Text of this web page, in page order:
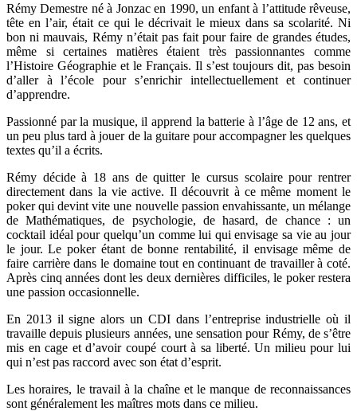
Rémy Demestre né à Jonzac en 1990, un enfant à l’attitude rêveuse,
tête en l’air, était ce qui le décrivait le mieux dans sa scolarité. Ni
bon ni mauvais, Rémy n’était pas fait pour faire de grandes études,
même si certaines matières étaient très passionnantes comme
l’Histoire Géographie et le Français. Il s’est toujours dit, pas besoin
d’aller à l’école pour s’enrichir intellectuellement et continuer
d’apprendre.
Passionné par la musique, il apprend la batterie à l’âge de 12 ans, et
un peu plus tard à jouer de la guitare pour accompagner les quelques
textes qu’il a écrits.
Rémy décide à 18 ans de quitter le cursus scolaire pour rentrer
directement dans la vie active. Il découvrit à ce même moment le
poker qui devint vite une nouvelle passion envahissante, un mélange
de Mathématiques, de psychologie, de hasard, de chance : un
cocktail idéal pour quelqu’un comme lui qui envisage sa vie au jour
le jour. Le poker étant de bonne rentabilité, il envisage même de
faire carrière dans le domaine tout en continuant de travailler à coté.
Après cinq années dont les deux dernières difficiles, le poker restera
une passion occasionnelle.
En 2013 il signe alors un CDI dans l’entreprise industrielle où il
travaille depuis plusieurs années, une sensation pour Rémy, de s’être
mis en cage et d’avoir coupé court à sa liberté. Un milieu pour lui
qui n’est pas raccord avec son état d’esprit.
Les horaires, le travail à la chaîne et le manque de reconnaissances
sont généralement les maîtres mots dans ce milieu.